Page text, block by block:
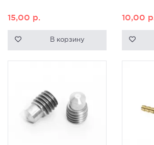
15,00 р.
В корзину
10,00